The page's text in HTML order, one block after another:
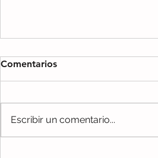
Comentarios
Escribir un comentario...